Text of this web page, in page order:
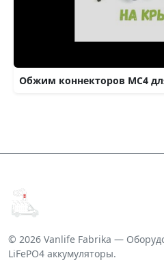
© 2026 Vanlife Fabrika —
LiFePO4 аккумуляторы.